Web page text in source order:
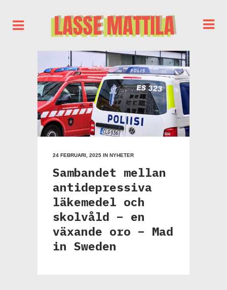
24 FEBRUARI, 2025 IN NYHETER
Sambandet mellan
antidepressiva
läkemedel och
skolvåld – en
växande oro – Mad
in Sweden